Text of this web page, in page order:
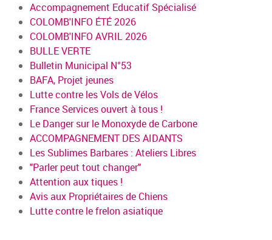
Accompagnement Educatif Spécialisé
COLOMB'INFO ÉTÉ 2026
COLOMB'INFO AVRIL 2026
BULLE VERTE
Bulletin Municipal N°53
BAFA, Projet jeunes
Lutte contre les Vols de Vélos
France Services ouvert à tous !
Le Danger sur le Monoxyde de Carbone
ACCOMPAGNEMENT DES AIDANTS
Les Sublimes Barbares : Ateliers Libres
"Parler peut tout changer"
Attention aux tiques !
Avis aux Propriétaires de Chiens
Lutte contre le frelon asiatique